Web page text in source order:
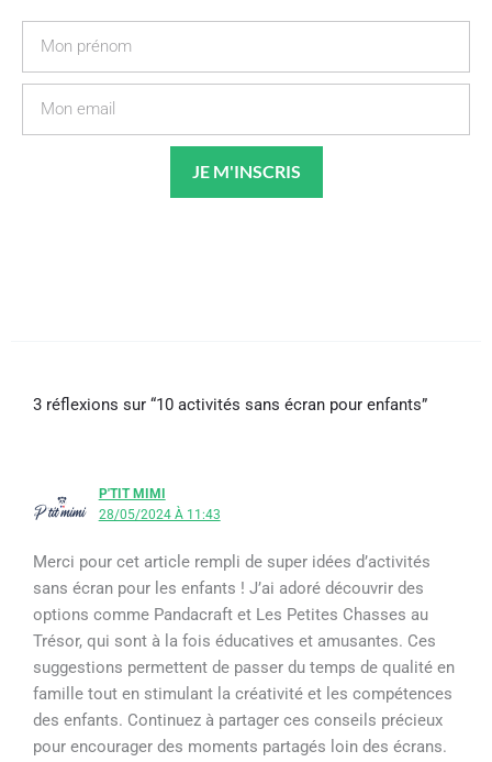
JE M'INSCRIS
3 réflexions sur “10 activités sans écran pour enfants”
P'TIT MIMI
28/05/2024 À 11:43
Merci pour cet article rempli de super idées d’activités
sans écran pour les enfants ! J’ai adoré découvrir des
options comme Pandacraft et Les Petites Chasses au
Trésor, qui sont à la fois éducatives et amusantes. Ces
suggestions permettent de passer du temps de qualité en
famille tout en stimulant la créativité et les compétences
des enfants. Continuez à partager ces conseils précieux
pour encourager des moments partagés loin des écrans.